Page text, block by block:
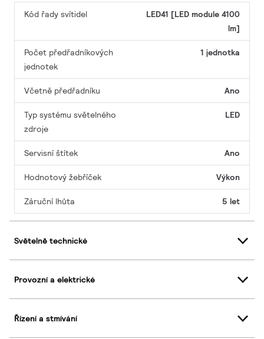
Kód řady svítidel
LED41 [LED module 4100
lm]
Počet předřadníkových
jednotek
1 jednotka
Včetně předřadníku Ano
Typ systému světelného
zdroje
LED
Servisní štítek Ano
Hodnotový žebříček Výkon
Záruční lhůta 5 let
Světelně technické
Provozní a elektrické
Řízení a stmívání